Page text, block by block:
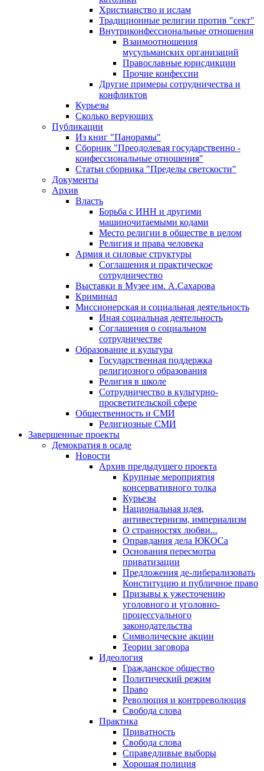
Христианство и ислам
Традиционные религии против "сект"
Внутриконфессиональные отношения
Взаимоотношения
мусульманских организаций
Православные юрисдикции
Прочие конфессии
Другие примеры сотрудничества и
конфликтов
Курьезы
Сколько верующих
Публикации
Из книг "Панорамы"
Сборник "Преодолевая государственно -
конфессиональные отношения"
Статьи сборника "Пределы светскости"
Документы
Архив
Власть
Борьба с ИНН и другими
машиночитаемыми кодами
Место религии в обществе в целом
Религия и права человека
Армия и силовые структуры
Соглашения и практическое
сотрудничество
Выставки в Музее им. А.Сахарова
Криминал
Миссионерская и социальная деятельность
Иная социальная деятельность
Соглашения о социальном
сотрудничестве
Образование и культура
Государственная поддержка
религиозного образования
Религия в школе
Сотрудничество в культурно-
просветительской сфере
Общественность и СМИ
Религиозные СМИ
Завершенные проекты
Демократия в осаде
Новости
Архив предыдущего проекта
Крупные мероприятия
консервативного толка
Курьезы
Национальная идея,
антивестернизм, империализм
О странностях любви...
Оправдания дела ЮКОСа
Основания пересмотра
приватизации
Предложения де-либерализовать
Конституцию и публичное право
Призывы к ужесточению
уголовного и уголовно-
процессуального
законодательства
Символические акции
Теории заговора
Идеология
Гражданское общество
Политический режим
Право
Революция и контрреволюция
Свобода слова
Практика
Приватность
Свобода слова
Справедливые выборы
Хорошая полиция